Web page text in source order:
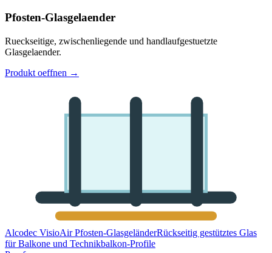
Pfosten-Glasgelaender
Rueckseitige, zwischenliegende und handlaufgestuetzte
Glasgelaender.
Produkt oeffnen →
Alcodec VisioAir Pfosten-GlasgeländerRückseitig gestütztes Glas
für Balkone und Technikbalkon-Profile